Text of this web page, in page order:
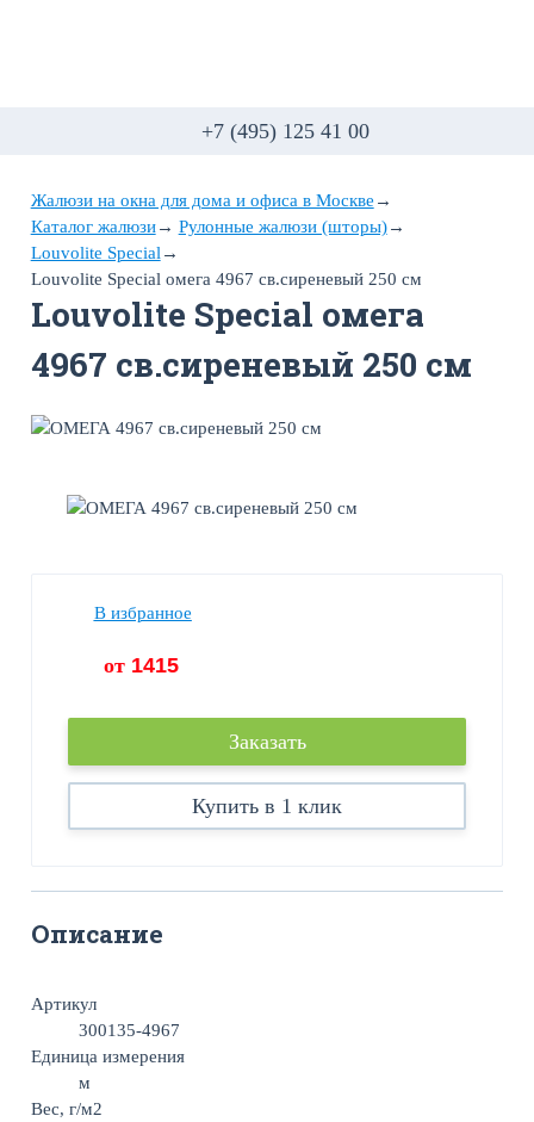
+7 (495) 125 41 00
Жалюзи на окна для дома и офиса в Москве →
Каталог жалюзи→ Рулонные жалюзи (шторы)→
Louvolite Special →
Louvolite Special омега 4967 св.сиреневый 250 см
Louvolite Special омега
4967 св.сиреневый 250 см
В избранное
от 1415
Заказать
Купить в 1 клик
Описание
Артикул
300135-4967
Единица измерения
м
Вес, г/м2